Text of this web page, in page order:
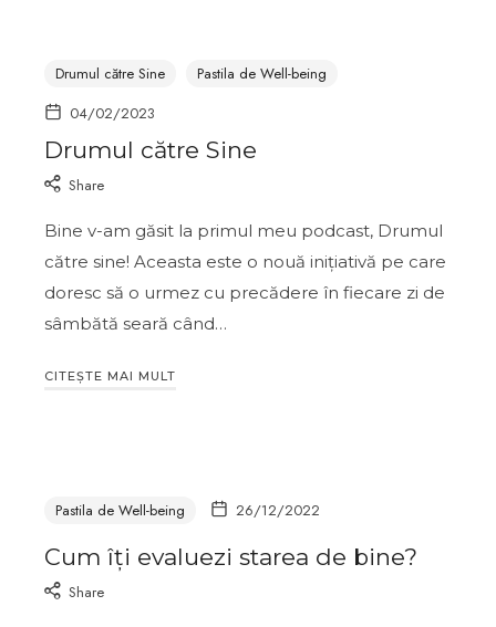
Drumul către Sine
Pastila de Well-being
04/02/2023
Drumul către Sine
Share
Bine v-am găsit la primul meu podcast, Drumul
către sine! Aceasta este o nouă inițiativă pe care
doresc să o urmez cu precădere în fiecare zi de
sâmbătă seară când…
CITEȘTE MAI MULT
Pastila de Well-being 26/12/2022
Cum îți evaluezi starea de bine?
Share